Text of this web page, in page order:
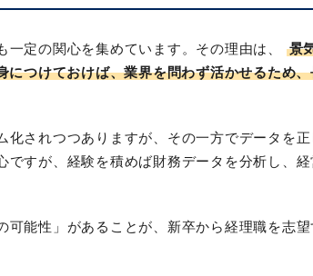
定の関心を集めています。その理由は、 景
につけておけば、業界を問わず活かせるため
されつつありますが、その一方でデータを
すが、経験を積めば財務データを分析し、
能性」があることが、新卒から経理職を志望